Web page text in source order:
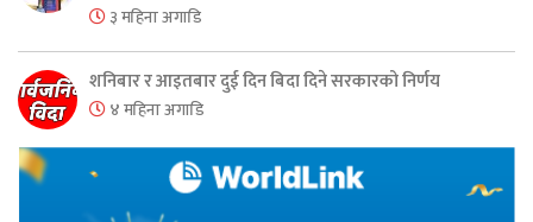
३ महिना अगाडि
शनिबार र आइतबार दुई दिन बिदा दिने सरकारको निर्णय
४ महिना अगाडि